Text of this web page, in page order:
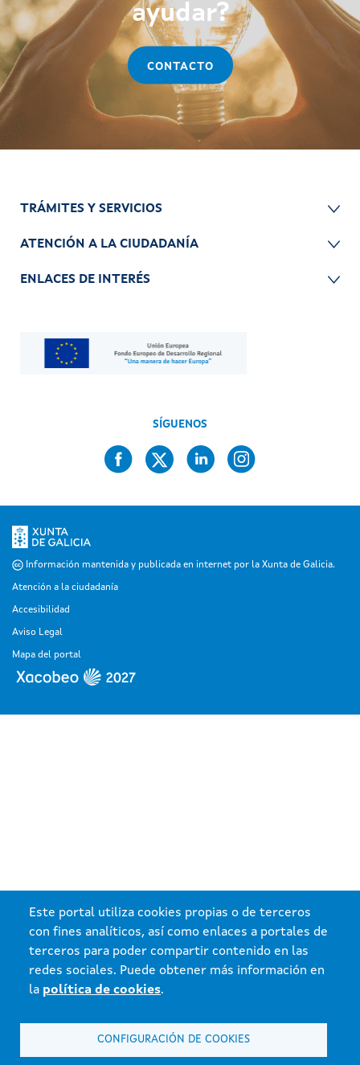
Este portal utiliza cookies propias o de terceros
con fines analíticos, así como enlaces a portales de
terceros para poder compartir contenido en las
redes sociales. Puede obtener más información en
la política de cookies.
CONFIGURACIÓN DE COOKIES
ayudar?
CONTACTO
TRÁMITES Y SERVICIOS
ATENCIÓN A LA CIUDADANÍA
ENLACES DE INTERÉS
SÍGUENOS
Información mantenida y publicada en internet por la Xunta de Galicia.
Atención a la ciudadanía
Accesibilidad
Aviso Legal
Mapa del portal